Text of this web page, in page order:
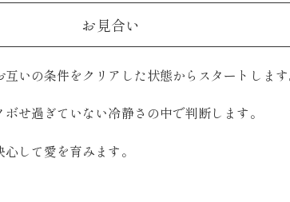
お見合い
いの条件をクリアした状態からスタートしま
せ過ぎていない冷静さの中で判断します。
して愛を育みます。